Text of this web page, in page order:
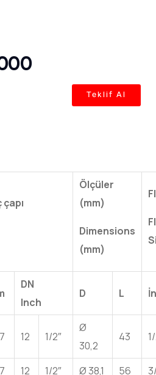
Teklif Al
çapı
Ölçüler
(mm)
Dimensions
(mm)
DN
Inch
D L
12 1/2″
Ø
30,2
43
12 1/2″ Ø 38,1 56